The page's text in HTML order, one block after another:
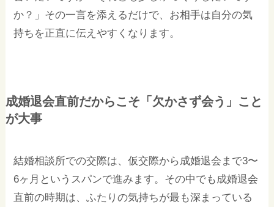
か？」その一言を添えるだけで、お相手は自分の気
持ちを正直に伝えやすくなります。
成婚退会直前だからこそ「欠かさず会う」こと
が大事
結婚相談所での交際は、仮交際から成婚退会まで3〜
6ヶ月というスパンで進みます。その中でも成婚退会
直前の時期は、ふたりの気持ちが最も深まっている